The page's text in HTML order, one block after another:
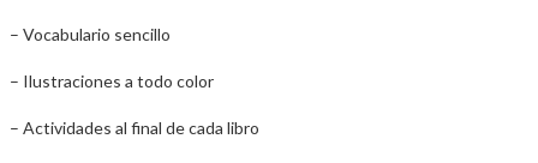
– Vocabulario sencillo
– Ilustraciones a todo color
– Actividades al final de cada libro